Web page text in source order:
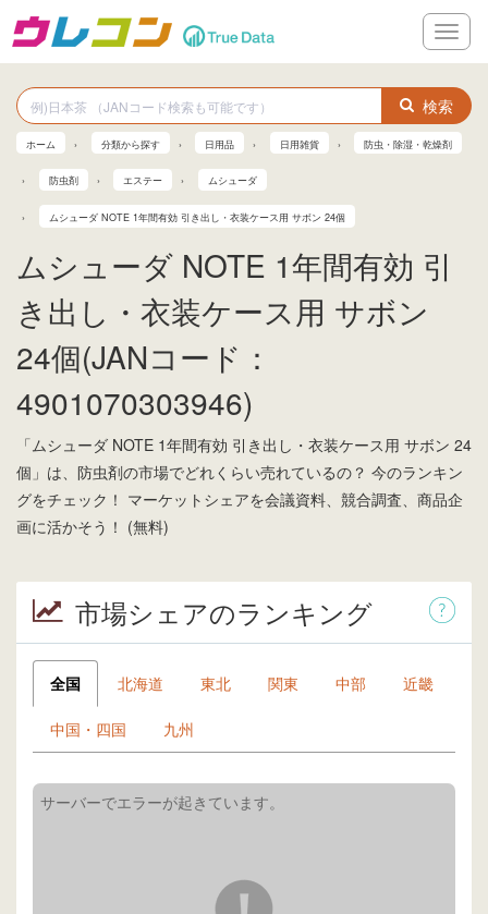
メ
ニ
ー
検索
ホーム 分類から探す 日用品 日用雑貨 防虫・除湿・乾燥剤
防虫剤 エステー ムシューダ
ムシューダ NOTE 1年間有効 引き出し・衣装ケース用 サボン 24個
ムシューダ NOTE 1年間有効 引
き出し・衣装ケース用 サボン
24個(JANコード：
4901070303946)
「ムシューダ NOTE 1年間有効 引き出し・衣装ケース用 サボン 24
個」は、防虫剤の市場でどれくらい売れているの？ 今のランキン
グをチェック！ マーケットシェアを会議資料、競合調査、商品企
画に活かそう！ (無料)
市場シェアのランキング
全国 北海道 東北 関東 中部 近畿
中国・四国 九州